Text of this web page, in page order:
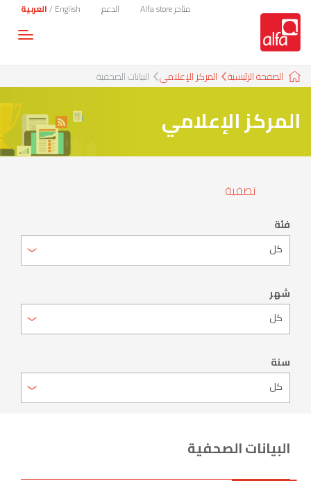
English
/العربية الدعم متاجر Alfa store
الصفحة الرئيسية
المركز الإعلامي البيانات الصحفية
المركز الإعلامي
تصفية
فئة
شهر
سنة
البيانات الصحفية